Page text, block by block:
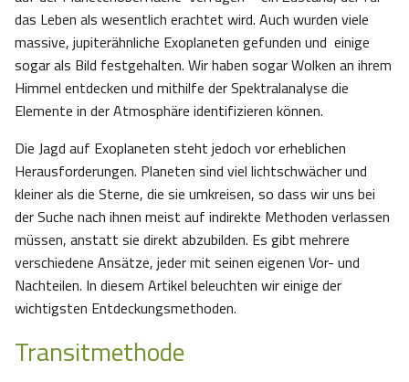
das Leben als wesentlich erachtet wird. Auch wurden viele
massive, jupiterähnliche Exoplaneten gefunden und einige
sogar als Bild festgehalten. Wir haben sogar Wolken an ihrem
Himmel entdecken und mithilfe der Spektralanalyse die
Elemente in der Atmosphäre identifizieren können.
Die Jagd auf Exoplaneten steht jedoch vor erheblichen
Herausforderungen. Planeten sind viel lichtschwächer und
kleiner als die Sterne, die sie umkreisen, so dass wir uns bei
der Suche nach ihnen meist auf indirekte Methoden verlassen
müssen, anstatt sie direkt abzubilden. Es gibt mehrere
verschiedene Ansätze, jeder mit seinen eigenen Vor- und
Nachteilen. In diesem Artikel beleuchten wir einige der
wichtigsten Entdeckungsmethoden.
Transitmethode